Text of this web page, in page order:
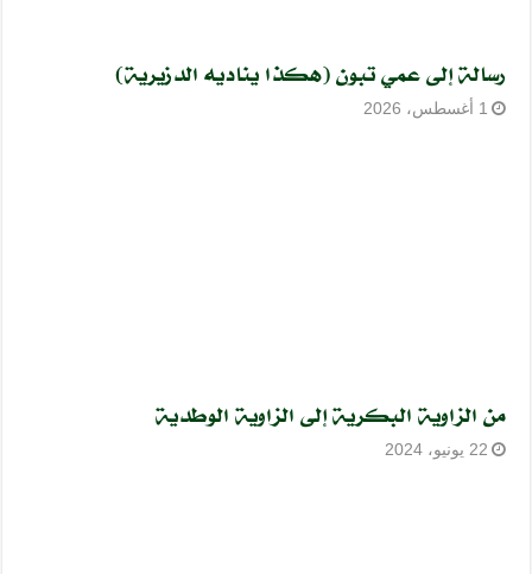
رسالة إلى عمي تبون (هكذا يناديه الدزيرية)
1 أغسطس، 2026
من الزاوية البكرية إلى الزاوية الوطدية
22 يونيو، 2024